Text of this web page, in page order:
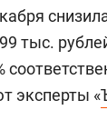
тыс.
эксперты «